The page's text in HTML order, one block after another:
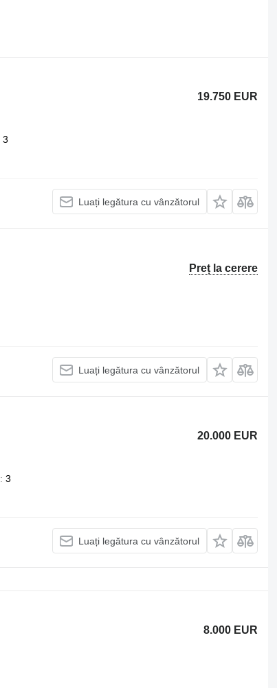
19.750 EUR
3
Luați legătura cu vânzătorul
Preț la cerere
Luați legătura cu vânzătorul
20.000 EUR
3
Luați legătura cu vânzătorul
8.000 EUR